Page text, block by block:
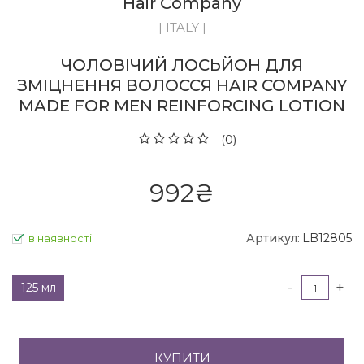
| ITALY |
ЧОЛОВІЧИЙ ЛОСЬЙОН ДЛЯ
ЗМІЦНЕННЯ ВОЛОССЯ HAIR COMPANY
MADE FOR MEN REINFORCING LOTION
(0)
992₴
в наявності Артикул: LB12805
125 мл - +
КУПИТИ